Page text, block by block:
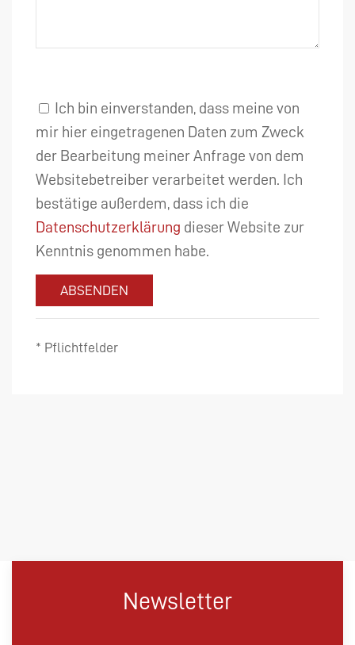
Ich bin einverstanden, dass meine von
mir hier eingetragenen Daten zum Zweck
der Bearbeitung meiner Anfrage von dem
Websitebetreiber verarbeitet werden. Ich
bestätige außerdem, dass ich die
Datenschutzerklärung dieser Website zur
Kenntnis genommen habe.
ABSENDEN
* Pflichtfelder
Newsletter